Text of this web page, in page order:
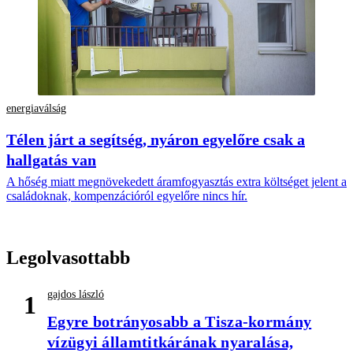
energiaválság
Télen járt a segítség, nyáron egyelőre csak a
hallgatás van
A hőség miatt megnövekedett áramfogyasztás extra költséget jelent a
családoknak, kompenzációról egyelőre nincs hír.
Legolvasottabb
1 gajdos lászló
Egyre botrányosabb a Tisza-kormány
vízügyi államtitkárának nyaralása,